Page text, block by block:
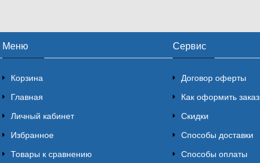
Меню
Корзина
Главная
Личный кабинет
Избранное
Товары к сравнению
Сервис
Договор оферты
Как оформить заказ
Скидки
Способы доставки
Способы оплаты